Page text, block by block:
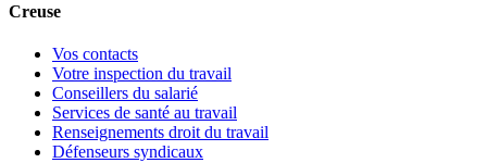
Creuse
Vos contacts
Votre inspection du travail
Conseillers du salarié
Services de santé au travail
Renseignements droit du travail
Défenseurs syndicaux